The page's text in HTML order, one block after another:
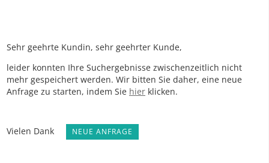
Sehr geehrte Kundin, sehr geehrter Kunde,
leider konnten Ihre Suchergebnisse zwischenzeitlich nicht
mehr gespeichert werden. Wir bitten Sie daher, eine neue
Anfrage zu starten, indem Sie hier klicken.
Vielen Dank NEUE ANFRAGE